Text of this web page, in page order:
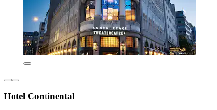
Hotel Continental